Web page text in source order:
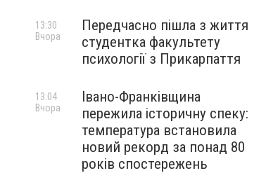
Передчасно пішла з життя
студентка факультету
психології з Прикарпаття
13:30
Вчора
Івано-Франківщина
пережила історичну спеку:
температура встановила
новий рекорд за понад 80
років спостережень
13:04
Вчора